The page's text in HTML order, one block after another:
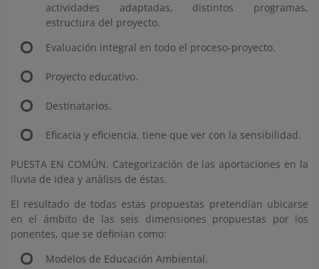
actividades adaptadas, distintos programas,
estructura del proyecto.
Evaluación integral en todo el proceso-proyecto.
Proyecto educativo.
Destinatarios.
Eficacia y eficiencia, tiene que ver con la sensibilidad.
PUESTA EN COMÚN. Categorización de las aportaciones en la
lluvia de idea y análisis de éstas.
El resultado de todas estas propuestas pretendían ubicarse
en el ámbito de las seis dimensiones propuestas por los
ponentes, que se definían como:
Modelos de Educación Ambiental.